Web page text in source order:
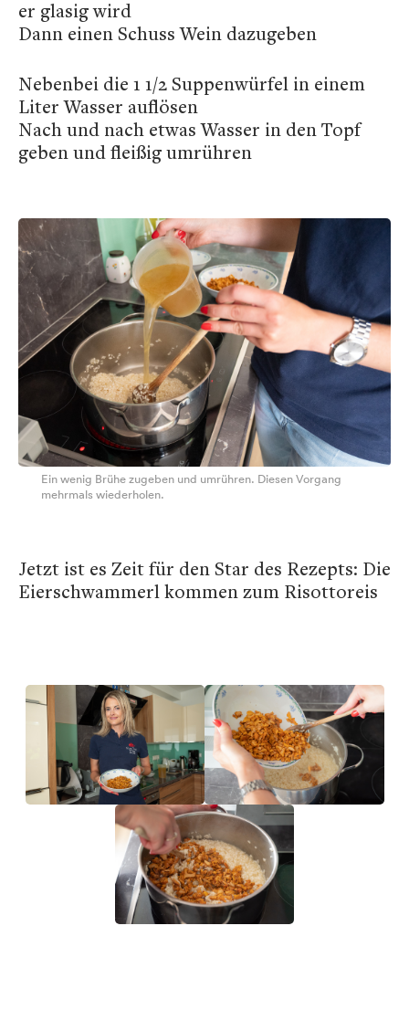
er glasig wird
Dann einen Schuss Wein dazugeben
Nebenbei die 1 1/2 Suppenwürfel in einem
Liter Wasser auflösen
Nach und nach etwas Wasser in den Topf
geben und fleißig umrühren
Ein wenig Brühe zugeben und umrühren. Diesen Vorgang
mehrmals wiederholen.
Jetzt ist es Zeit für den Star des Rezepts: Die
Eierschwammerl kommen zum Risottoreis